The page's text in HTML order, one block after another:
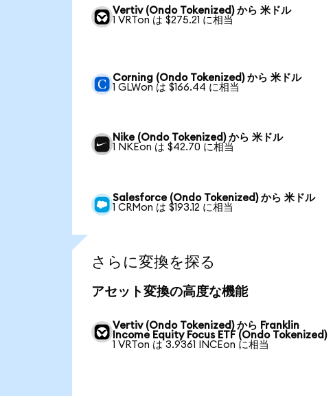
Vertiv (Ondo Tokenized) から 米ドル
1 VRTon は $275.21 に相当
Corning (Ondo Tokenized) から 米ドル
1 GLWon は $166.44 に相当
Nike (Ondo Tokenized) から 米ドル
1 NKEon は $42.70 に相当
Salesforce (Ondo Tokenized) から 米ドル
1 CRMon は $193.12 に相当
さらに変換を探る
アセット変換の高度な機能
Vertiv (Ondo Tokenized) から Franklin
Income Equity Focus ETF (Ondo Tokenized)
1 VRTon は 3.9361 INCEon に相当